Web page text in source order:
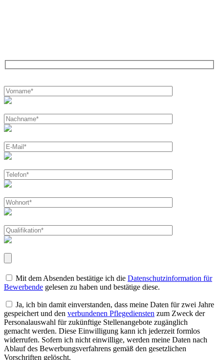
lasse
dieses
leer.
Mit dem Absenden bestätige ich die Datenschutzinformation für
Bewerbende gelesen zu haben und bestätige diese.
Ja, ich bin damit einverstanden, dass meine Daten für zwei Jahre
gespeichert und den verbundenen Pflegediensten zum Zweck der
Personalauswahl für zukünftige Stellenangebote zugänglich
gemacht werden. Diese Einwilligung kann ich jederzeit formlos
widerrufen. Sofern ich nicht einwillige, werden meine Daten nach
Ablauf des Bewerbungsverfahrens gemäß den gesetzlichen
Vorschriften gelöscht.